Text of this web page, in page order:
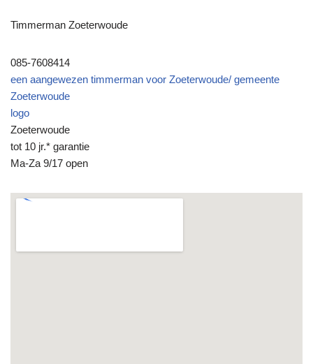
Timmerman Zoeterwoude
085-7608414
een aangewezen timmerman voor Zoeterwoude/ gemeente
Zoeterwoude
logo
Zoeterwoude
tot 10 jr.* garantie
Ma-Za 9/17 open